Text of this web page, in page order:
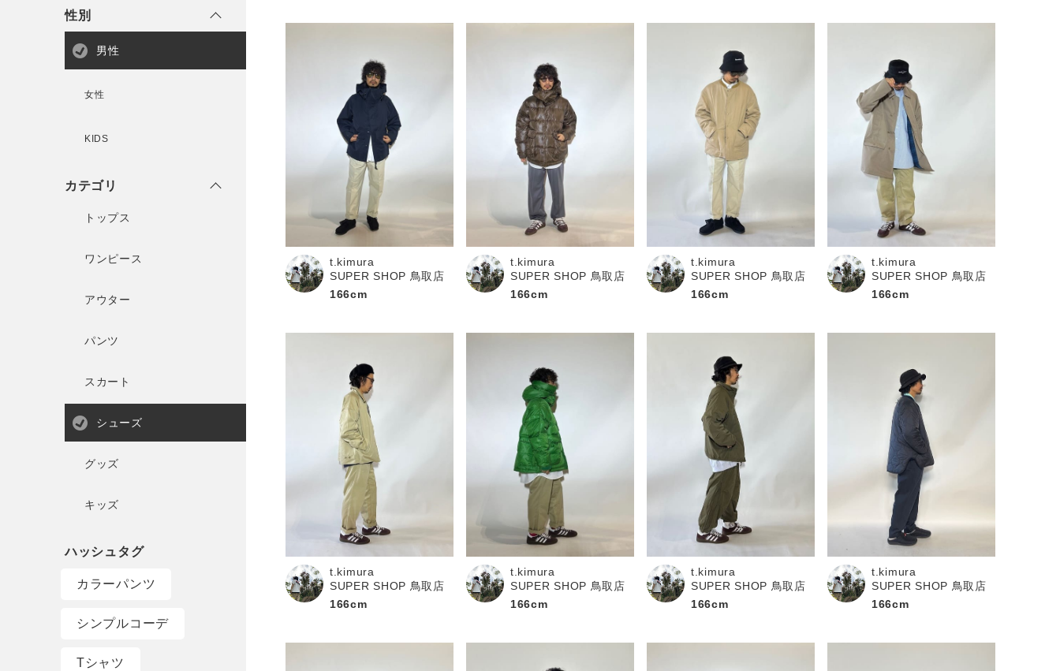
性別
男性
女性
KIDS
カテゴリ
トップス
ワンピース
アウター
パンツ
スカート
シューズ
グッズ
キッズ
カラーパンツ
シンプルコーデ
Tシャツ
t.kimura
SUPER SHOP 鳥取店
166cm
t.kimura
SUPER SHOP 鳥取店
166cm
t.kimura
SUPER SHOP 鳥取店
166cm
t.kimura
SUPER SHOP 鳥取店
166cm
t.kimura
SUPER SHOP 鳥取店
166cm
t.kimura
SUPER SHOP 鳥取店
166cm
t.kimura
SUPER SHOP 鳥取店
166cm
t.kimura
SUPER SHOP 鳥取店
166cm